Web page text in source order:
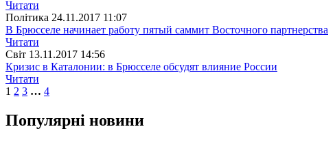
Читати
Полiтика 24.11.2017 11:07
В Брюсселе начинает работу пятый саммит Восточного партнерства
Читати
Свiт 13.11.2017 14:56
Кризис в Каталонии: в Брюсселе обсудят влияние России
Читати
1 2 3 … 4
Популярнi новини